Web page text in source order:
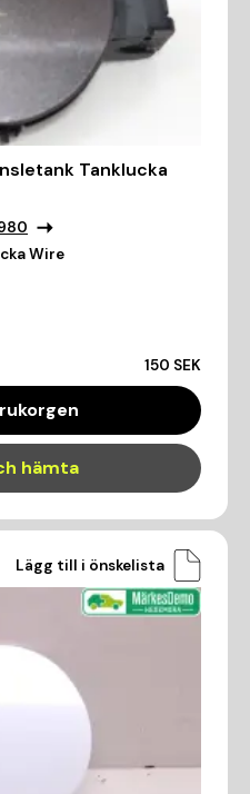
Tanklucka
Wire
150 SEK
hämta
Lägg till i önskelista